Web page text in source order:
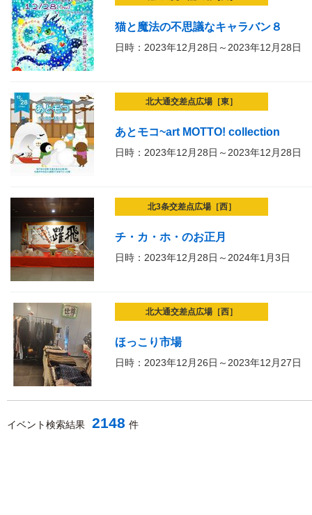
猫と魔法の不思議なキャラバン８
日時：2023年12月28日～2023年12月28日
北大通交差点広場［東］
あとモコ~art MOTTO! collection
日時：2023年12月28日～2023年12月28日
北3条交差点広場［西］
チ・カ・ホ・のお正月
日時：2023年12月28日～2024年1月3日
北大通交差点広場［西］
ほっこり市場
日時：2023年12月26日～2023年12月27日
イベント検索結果 2148 件